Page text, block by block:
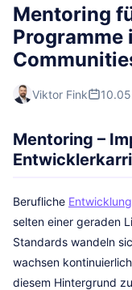
Mentoring
Programme
Viktor Fink
Mentoring –
Berufliche Entwicklung
selten einer geraden
Standards wandeln
wachsen
diesem Hintergrund